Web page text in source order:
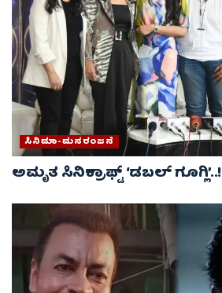
ಸಿನಿಮಾ-ಮನರಂಜನೆ
ಅಮೃತ ಸಿನಿಕ್ರಾಫ್ಟ್ ‘ಡಬಲ್ ಗೂಗ್ಲಿ’..!